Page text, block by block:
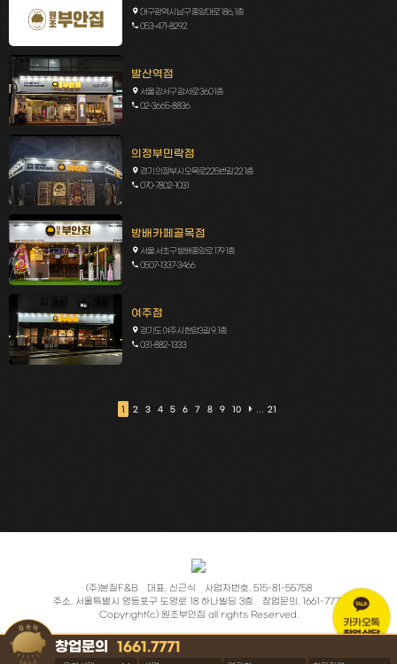
카카오톡
창업상담
(주)본질F&B 대표. 신근식
사업자번호. 515-81-55758
주소. 서울특별시 영등포구 도영로 18 하나빌딩 3층
창업문의. 1661-7771
Copyright(c) 원조부안집 all rights Reserved.